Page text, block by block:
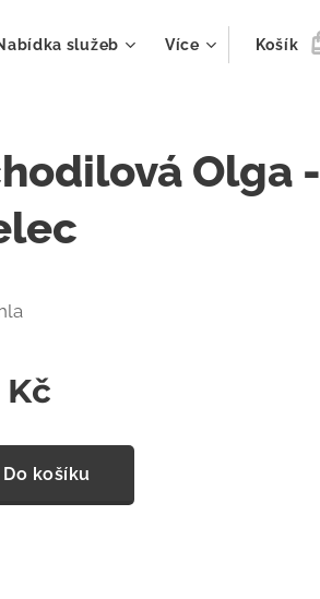
služeb Více Košík
Olga -
Kč
Do košíku